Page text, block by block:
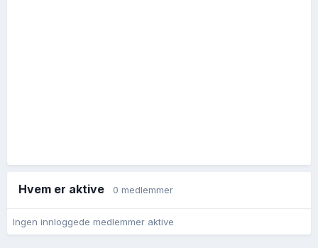
Hvem er aktive 0 medlemmer
Ingen innloggede medlemmer aktive